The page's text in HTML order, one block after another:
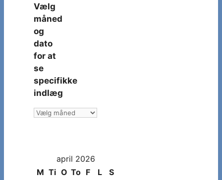
Vælg
måned
og
dato
for at
se
specifikke
indlæg
Vælg
at
april 2026
M Ti O To F L
S